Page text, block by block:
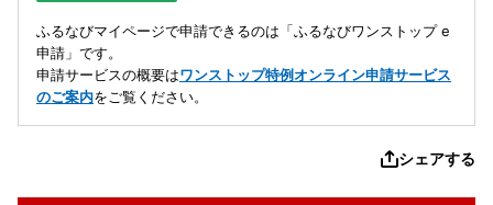
ふるなびマイページで申請できるのは「ふるなびワンストップ e
申請」です。
申請サービスの概要はワンストップ特例オンライン申請サービス
のご案内をご覧ください。
シェアする